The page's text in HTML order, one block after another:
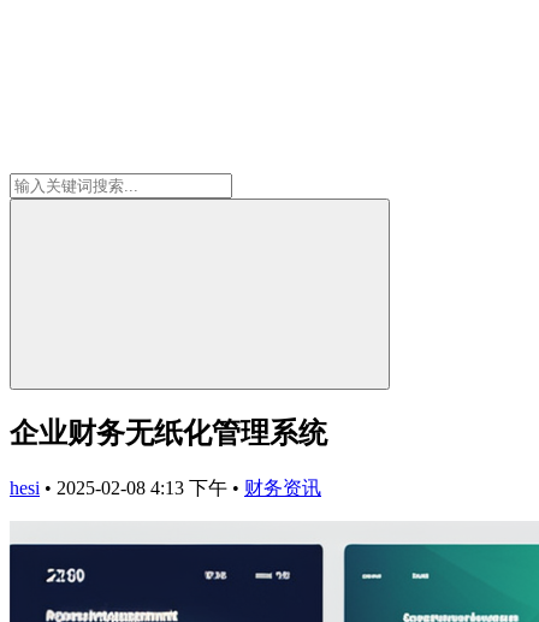
企业财务无纸化管理系统
hesi • 2025-02-08 4:13 下午 • 财务资讯